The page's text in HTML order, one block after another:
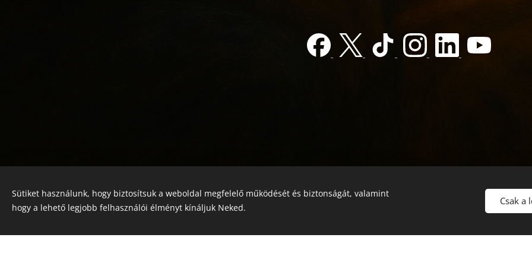
© 2022 Jótékonyság alapítvány
Registration number 01-01-0013812
Sütiket használunk, hogy biztosítsuk a weboldal megfelelő működését és biztonságát, valamint
hogy a lehető legjobb felhasználói élményt kínáljuk Neked.
Csak a